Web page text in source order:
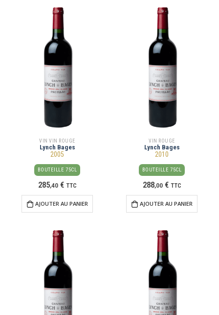
VIN VIN ROUGE
Lynch Bages
2005
BOUTEILLE 75CL
285,40 € TTC
AJOUTER AU PANIER
VIN ROUGE
Lynch Bages
2010
BOUTEILLE 75CL
288,00 € TTC
AJOUTER AU PANIER